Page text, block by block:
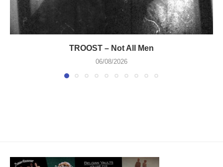
TROOST – Not All Men
06/08/2026